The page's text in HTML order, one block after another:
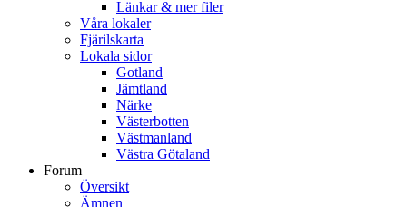
Länkar & mer filer
Våra lokaler
Fjärilskarta
Lokala sidor
Gotland
Jämtland
Närke
Västerbotten
Västmanland
Västra Götaland
Forum
Översikt
Ämnen